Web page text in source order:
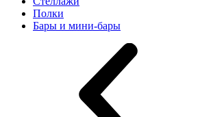
Полки
Бары и мини-бары